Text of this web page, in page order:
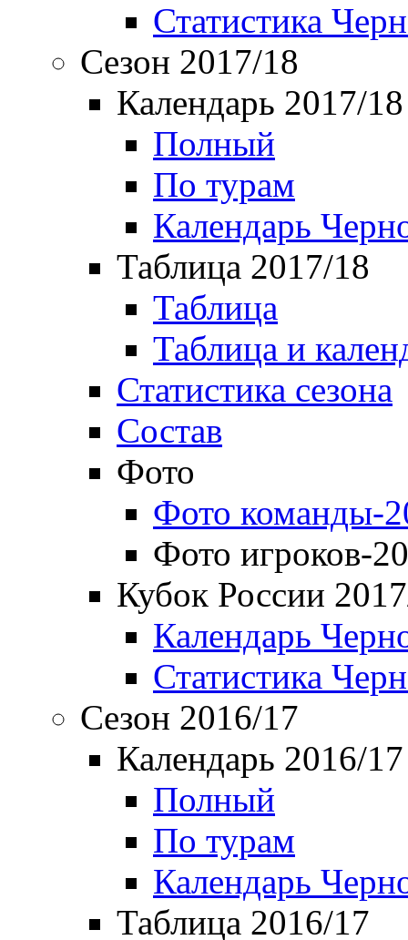
Статистика
Сезон 2017/18
Календарь 2017/18
Полный
По турам
Календарь
Таблица 2017/18
Таблица
Таблица и
Статистика сезона
Состав
Фото
Фото команды-
Фото игроков-
Кубок России
Календарь
Статистика
Сезон 2016/17
Календарь 2016/17
Полный
По турам
Календарь
Таблица 2016/17